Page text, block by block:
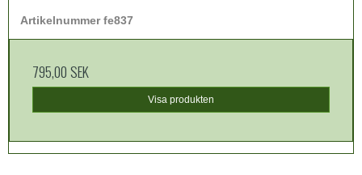
Artikelnummer fe837
795,00 SEK
Visa produkten